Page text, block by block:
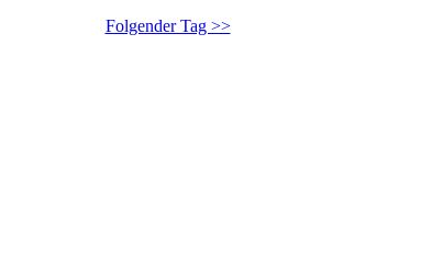
Folgender Tag >>